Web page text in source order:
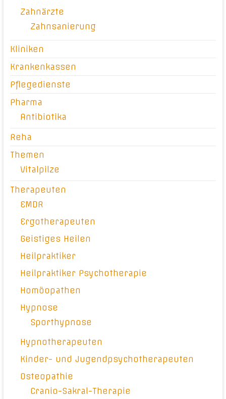
Zahnärzte
Zahnsanierung
Kliniken
Krankenkassen
Pflegedienste
Pharma
Antibiotika
Reha
Themen
Vitalpilze
Therapeuten
EMDR
Ergotherapeuten
Geistiges Heilen
Heilpraktiker
Heilpraktiker Psychotherapie
Homöopathen
Hypnose
Sporthypnose
Hypnotherapeuten
Kinder- und Jugendpsychotherapeuten
Osteopathie
Cranio-Sakral-Therapie